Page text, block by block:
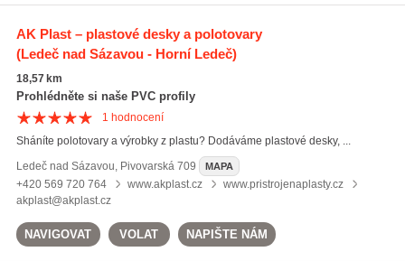
AK Plast – plastové desky a polotovary
(Ledeč nad Sázavou - Horní Ledeč)
18,57 km
Prohlédněte si naše PVC profily
1 hodnocení
Sháníte polotovary a výrobky z plastu? Dodáváme plastové desky, ...
Ledeč nad Sázavou, Pivovarská 709 MAPA
+420 569 720 764 www.akplast.cz
www.pristrojenaplasty.cz
akplast@akplast.cz
NAVIGOVAT VOLAT NAPIŠTE NÁM